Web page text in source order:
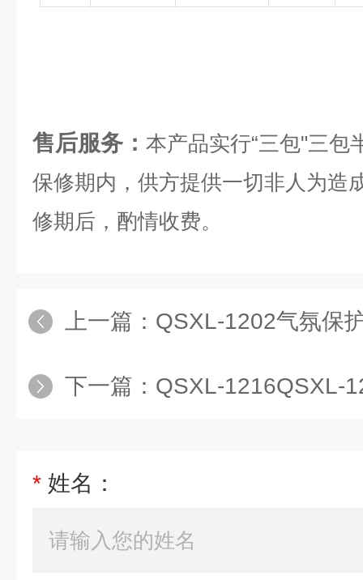
售后服务： 本产品实行“三包"三包
保修期内，供方提供一切非人为造
修期后，酌情收费。
上一篇： QSXL-1202气氛保
下一篇： QSXL-1216QSXL-
* 姓名：